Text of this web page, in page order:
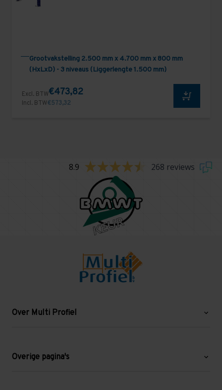
Grootvakstelling 2.500 mm x 4.700 mm x 800 mm
(HxLxD) - 3 niveaus (Liggerlengte 1.500 mm)
Excl. BTW€473,82
Incl. BTW€573,32
8.9 268 reviews
Over Multi Profiel
Blog
Overige pagina's